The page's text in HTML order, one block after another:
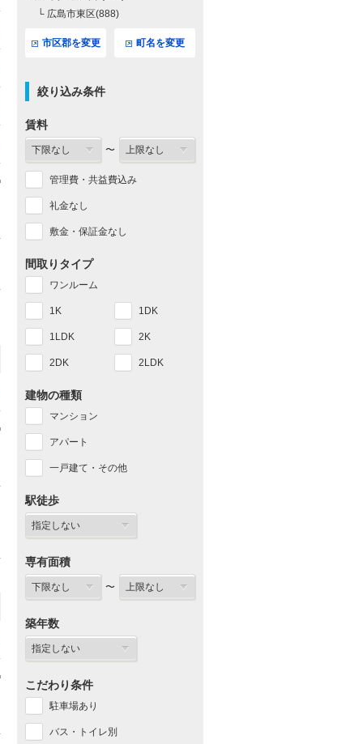
└ 広島市東区(888)
市区郡を変更 町名を変更
絞り込み条件
賃料
〜
管理費・共益費込み
礼金なし
敷金・保証金なし
間取りタイプ
ワンルーム
1K 1DK
1LDK 2K
2DK 2LDK
建物の種類
マンション
アパート
一戸建て・その他
駅徒歩
専有面積
〜
築年数
こだわり条件
駐車場あり
バス・トイレ別